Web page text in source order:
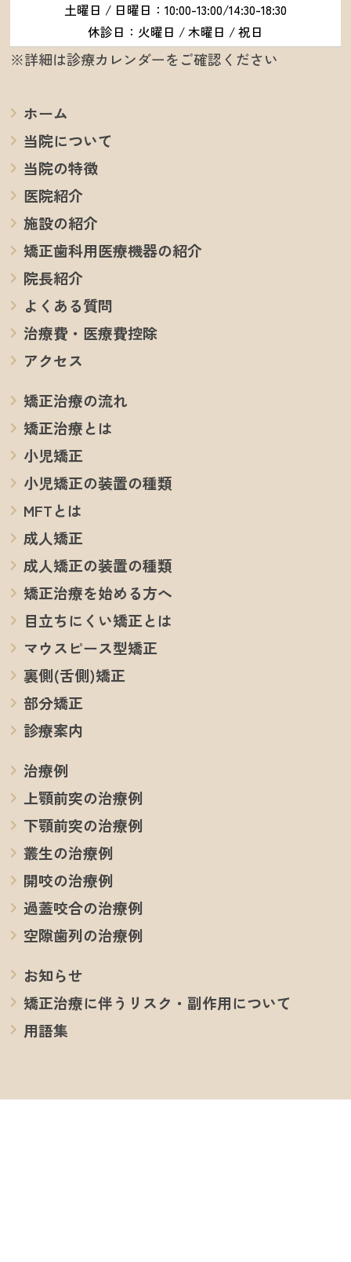
土曜日 / 日曜日：10:00-13:00/14:30-18:30
休診日：火曜日 / 木曜日 / 祝日
※詳細は診療カレンダーをご確認ください
ホーム
当院について
当院の特徴
医院紹介
施設の紹介
矯正歯科用医療機器の紹介
院長紹介
よくある質問
治療費・医療費控除
アクセス
矯正治療の流れ
矯正治療とは
小児矯正
小児矯正の装置の種類
MFTとは
成人矯正
成人矯正の装置の種類
矯正治療を始める方へ
目立ちにくい矯正とは
マウスピース型矯正
裏側(舌側)矯正
部分矯正
診療案内
治療例
上顎前突の治療例
下顎前突の治療例
叢生の治療例
開咬の治療例
過蓋咬合の治療例
空隙歯列の治療例
お知らせ
矯正治療に伴うリスク・副作用について
用語集